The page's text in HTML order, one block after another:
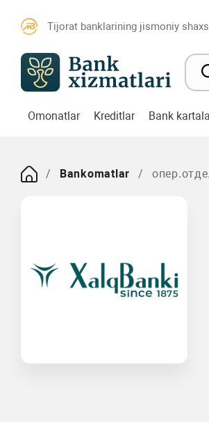
Tijorat banklarining jismoniy
Omonatlar Kreditlar Bank
Bankomatlar